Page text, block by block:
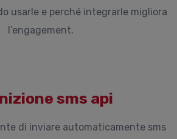
usarle e perché integrarle migliora
l’engagement.
sms api
di inviare automaticamente sms